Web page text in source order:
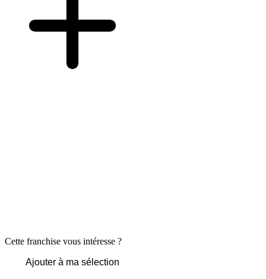
Cette franchise vous intéresse ?
Ajouter à ma sélection